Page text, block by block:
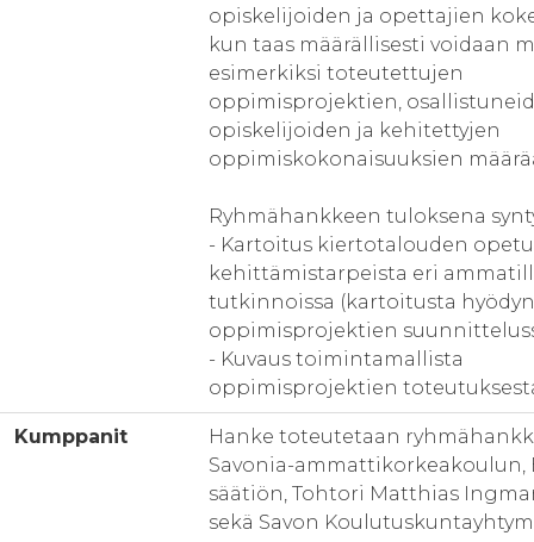
opiskelijoiden ja opettajien
kun taas määrällisesti voidaan
esimerkiksi toteutettujen
oppimisprojektien,
opiskelijoiden ja kehitettyjen
oppimiskokonaisuuksien
Ryhmähankkeen tuloksena
- Kartoitus kiertotalouden
kehittämistarpeista eri
tutkinnoissa (kartoitusta
oppimisprojektien
- Kuvaus toimintamallista
oppimisprojektien
Kumppanit
Hanke toteutetaan
Savonia-ammattikorkeakoulun,
säätiön, Tohtori Matthias
sekä Savon